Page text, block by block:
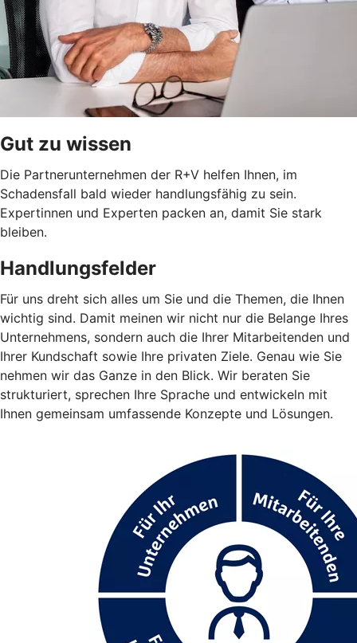
Gut zu wissen
Die Partnerunternehmen der R+V helfen Ihnen, im
Schadensfall bald wieder handlungsfähig zu sein.
Expertinnen und Experten packen an, damit Sie stark
bleiben.
Handlungsfelder
Für uns dreht sich alles um Sie und die Themen, die Ihnen
wichtig sind. Damit meinen wir nicht nur die Belange Ihres
Unternehmens, sondern auch die Ihrer Mitarbeitenden und
Ihrer Kundschaft sowie Ihre privaten Ziele. Genau wie Sie
nehmen wir das Ganze in den Blick. Wir beraten Sie
strukturiert, sprechen Ihre Sprache und entwickeln mit
Ihnen gemeinsam umfassende Konzepte und Lösungen.